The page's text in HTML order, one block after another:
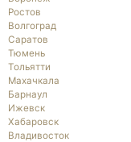
Ростов
Волгоград
Саратов
Тюмень
Тольятти
Махачкала
Барнаул
Ижевск
Хабаровск
Владивосток